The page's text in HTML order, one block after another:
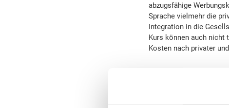
abzugsfähige
Sprache vielmehr die
Integration in die
Kurs können auch nicht
Kosten nach privater